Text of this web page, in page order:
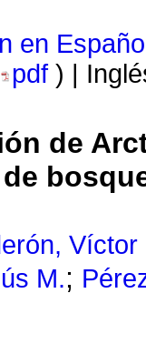
en
pdf ) |
de
Víctor
M.;